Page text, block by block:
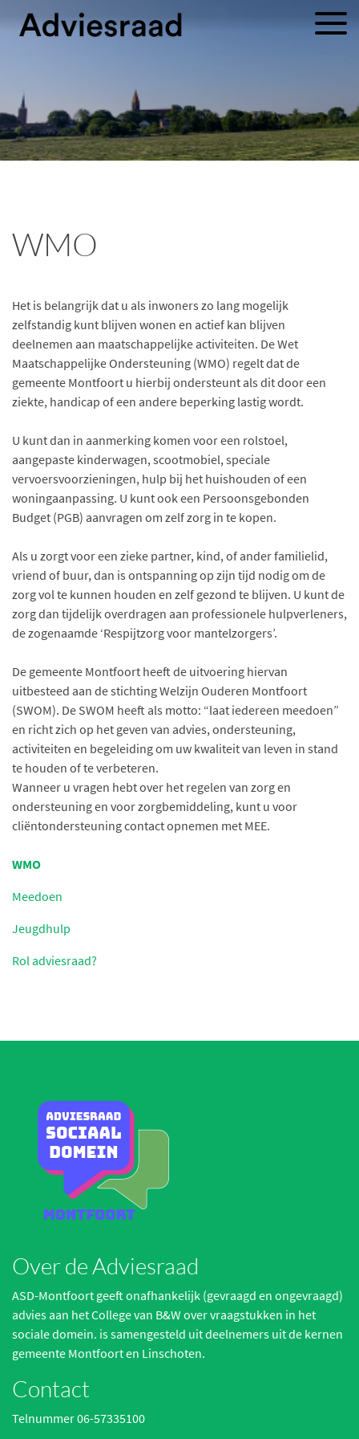
WMO
Het is belangrijk dat u als inwoners zo lang mogelijk
zelfstandig kunt blijven wonen en actief kan blijven
deelnemen aan maatschappelijke activiteiten. De Wet
Maatschappelijke Ondersteuning (WMO) regelt dat de
gemeente Montfoort u hierbij ondersteunt als dit door een
ziekte, handicap of een andere beperking lastig wordt.
U kunt dan in aanmerking komen voor een rolstoel,
aangepaste kinderwagen, scootmobiel, speciale
vervoersvoorzieningen, hulp bij het huishouden of een
woningaanpassing. U kunt ook een Persoonsgebonden
Budget (PGB) aanvragen om zelf zorg in te kopen.
Als u zorgt voor een zieke partner, kind, of ander familielid,
vriend of buur, dan is ontspanning op zijn tijd nodig om de
zorg vol te kunnen houden en zelf gezond te blijven. U kunt de
zorg dan tijdelijk overdragen aan professionele hulpverleners,
de zogenaamde ‘Respijtzorg voor mantelzorgers’.
De gemeente Montfoort heeft de uitvoering hiervan
uitbesteed aan de stichting Welzijn Ouderen Montfoort
(SWOM). De SWOM heeft als motto: “laat iedereen meedoen”
en richt zich op het geven van advies, ondersteuning,
activiteiten en begeleiding om uw kwaliteit van leven in stand
te houden of te verbeteren.
Wanneer u vragen hebt over het regelen van zorg en
ondersteuning en voor zorgbemiddeling, kunt u voor
cliëntondersteuning contact opnemen met MEE.
WMO
Meedoen
Jeugdhulp
Rol adviesraad?
Over de Adviesraad
ASD-Montfoort geeft onafhankelijk (gevraagd en ongevraagd)
advies aan het College van B&W over vraagstukken in het
sociale domein. is samengesteld uit deelnemers uit de kernen
gemeente Montfoort en Linschoten.
Contact
Telnummer 06-57335100